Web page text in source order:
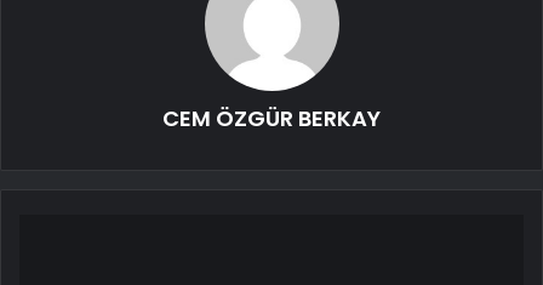
CEM ÖZGÜR BERKAY